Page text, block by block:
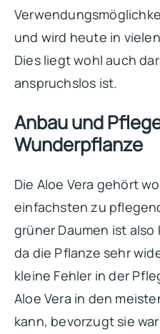
und wird heute in
Dies liegt wohl auch
anspruchslos ist.
Anbau und
Wunderpflanze
Die Aloe Vera gehört
einfachsten zu
grüner Daumen ist
da die Pflanze sehr
kleine Fehler in der
Aloe Vera in den
kann, bevorzugt sie